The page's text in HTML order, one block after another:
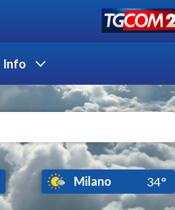
Info
Milano 34°